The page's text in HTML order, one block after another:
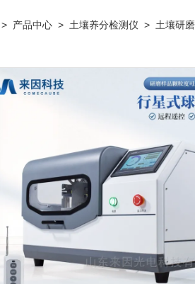
> 产品中心 > 土壤养分检测仪 > 土壤研